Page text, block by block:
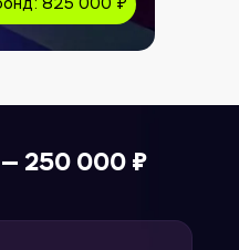
825 000 ₽
— 250 000 ₽